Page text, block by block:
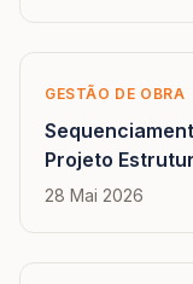
GESTÃO DE OBRA
Projeto
Montado
28 Mai 2026